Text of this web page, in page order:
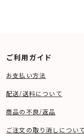
〇 待機消費電力詳細 ［ス
〇 外形寸法（幅×高さ×奥
〇 質量 10.3Kg
キャリブレーションマイク
明書、スタートガイド
ったり、音が途切れたりす
ご利用ガイド
お支払い方法
配送/送料について
商品の不良/返品
ご注文の取り消しについて